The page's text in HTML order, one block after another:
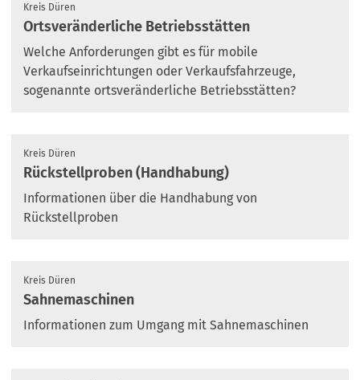
Kreis Düren
Ortsveränderliche Betriebsstätten
Welche Anforderungen gibt es für mobile
Verkaufseinrichtungen oder Verkaufsfahrzeuge,
sogenannte ortsveränderliche Betriebsstätten?
Kreis Düren
Rückstellproben (Handhabung)
Informationen über die Handhabung von
Rückstellproben
Kreis Düren
Sahnemaschinen
Informationen zum Umgang mit Sahnemaschinen